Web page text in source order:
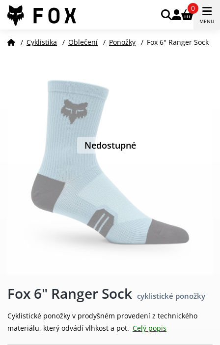
0
MENU
/ Cyklistika / Oblečení / Ponožky / Fox 6" Ranger Sock
Nedostupné
Fox 6" Ranger Sock cyklistické ponožky
Cyklistické ponožky v prodyšném provedení z technického
materiálu, který odvádí vlhkost a pot. Celý popis